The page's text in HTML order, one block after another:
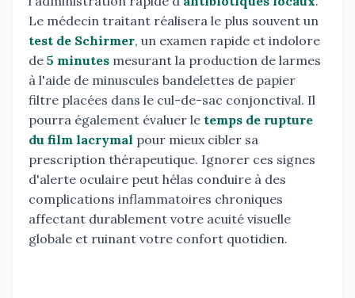
Le médecin traitant réalisera le plus souvent un
test de Schirmer, un examen rapide et indolore
de 5 minutes mesurant la production de larmes
à l'aide de minuscules bandelettes de papier
filtre placées dans le cul-de-sac conjonctival. Il
pourra également évaluer le temps de rupture
du film lacrymal pour mieux cibler sa
prescription thérapeutique. Ignorer ces signes
d'alerte oculaire peut hélas conduire à des
complications inflammatoires chroniques
affectant durablement votre acuité visuelle
globale et ruinant votre confort quotidien.